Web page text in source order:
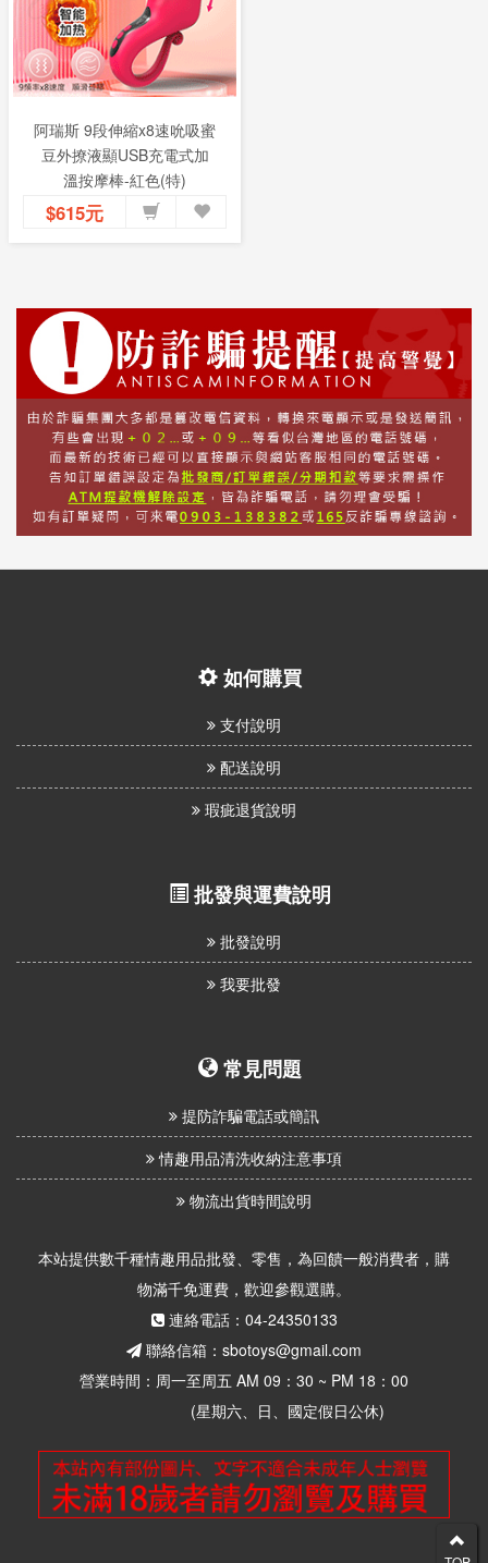
阿瑞斯 9段伸縮x8速吮吸蜜
豆外撩液顯USB充電式加
溫按摩棒-紅色(特)
$615元
如何購買
支付說明
配送說明
瑕疵退貨說明
批發與運費說明
批發說明
我要批發
常見問題
提防詐騙電話或簡訊
情趣用品清洗收納注意事項
物流出貨時間說明
本站提供數千種情趣用品批發、零售，為回饋一般消費者，購
物滿千免運費，歡迎參觀選購。
連絡電話：04-24350133
聯絡信箱：sbotoys@gmail.com
營業時間：周一至周五 AM 09：30 ~ PM 18：00
(星期六、日、國定假日公休)